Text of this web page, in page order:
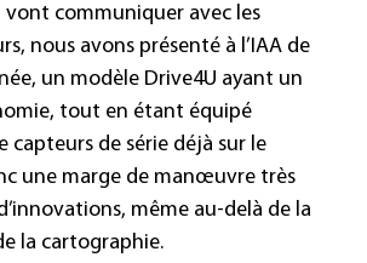
communiquer avec les
nous avons présenté à l’IAA de
un modèle Drive4U ayant un
tout en étant équipé
capteurs de série déjà sur le
une marge de manœuvre très
même au-delà de la
la cartographie.